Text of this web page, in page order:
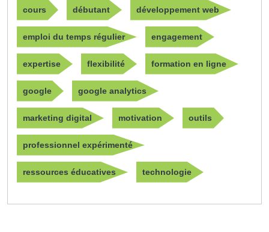
cours débutant développement web
emploi du temps régulier engagement
expertise flexibilité formation en ligne
google google analytics
marketing digital motivation outils
professionnel expérimenté
ressources éducatives technologie